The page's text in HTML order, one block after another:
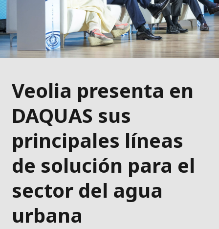
Veolia presenta en
DAQUAS sus
principales líneas
de solución para el
sector del agua
urbana